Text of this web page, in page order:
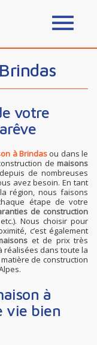
votre
à Brindas ou dans le
de maisons
de nombreuses
avez besoin. En tant
région, nous faisons
étape de votre
de construction
Nous choisir pour
c’est également
et de prix très
réalisées dans toute la
de construction
à
vie bien